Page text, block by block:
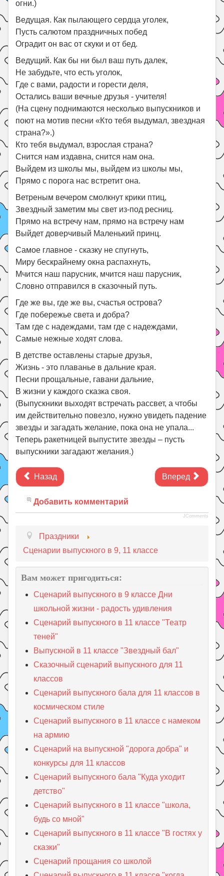
огни.)
Ведущая. Как пылающего сердца уголек,
Пусть салютом праздничных побед
Оградит он вас от скуки и от бед.
Ведущий. Как бы ни был ваш путь далек,
Не забудьте, что есть уголок,
Где с вами, радости и горести деля,
Остались ваши вечные друзья - учителя!
(На сцену поднимаются несколько выпускников и
поют на мотив песни «Кто тебя выдумал, звездная
страна?».)
Кто тебя выдумал, взрослая страна?
Снится нам издавна, снится нам она.
Выйдем из школы мы, выйдем из школы мы,
Прямо с порога нас встретит она.
Ветреным вечером смолкнут крики птиц,
Звездный заметим мы свет из-под ресниц.
Прямо на встречу нам, прямо на встречу нам
Выйдет доверчивый Маленький принц.
Самое главное - сказку не спугнуть,
Миру бескрайнему окна распахнуть,
Мчится наш парусник, мчится наш парусник,
Словно отправился в сказочный путь.
Где же вы, где же вы, счастья острова?
Где побережье света и добра?
Там где с надеждами, там где с надеждами,
Самые нежные ходят слова.
В детстве оставлены старые друзья,
Жизнь - это плаванье в дальние края.
Песни прощальные, гавани дальние,
В жизни у каждого сказка своя.
(Выпускники выходят встречать рассвет, а чтобы
им действительно повезло, нужно увидеть падение
звезды и загадать желание, пока она не упала...
Теперь ракетницей выпустите звезды – пусть
выпускники загадают желания.)
Назад Вперед
Добавить комментарий
JComments
Праздники
Сценарии выпускного в 9, 11 классе
Вам может пригодиться:
Сценарий выпускного в 9 классе Дни
школьной жизни - радость удивления
Сценарий выпускного в 11 классе "Театр
теней"
Выпускной в 11 классе "Звездный бал"
Сказочный сценарий выпускного для 11
классов
Сценарий выпускного бала для 11 классов в
космическом стиле
Сценарий выпускного в 11 классе с намеком
на армию
Сценарий на выпускной "дорога добра" и
конкурсы для 11 классов
Сценарий выпускного бала "Куда уходит
детство"
Сценарий выпускного в 11 классе "школа,
будь со мной"
Сценарий выпускного в 11 классе "В гостях у
сказки"
Сценарий прощания со школой